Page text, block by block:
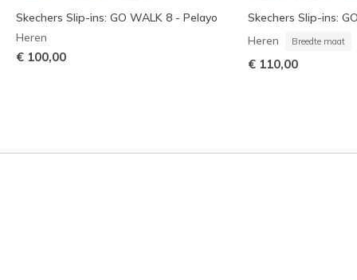
Skechers Slip-ins: GO WALK 8 - Pelayo
Heren
€ 100,00
Skechers Slip-ins:
Heren Breedte maat
€ 110,00